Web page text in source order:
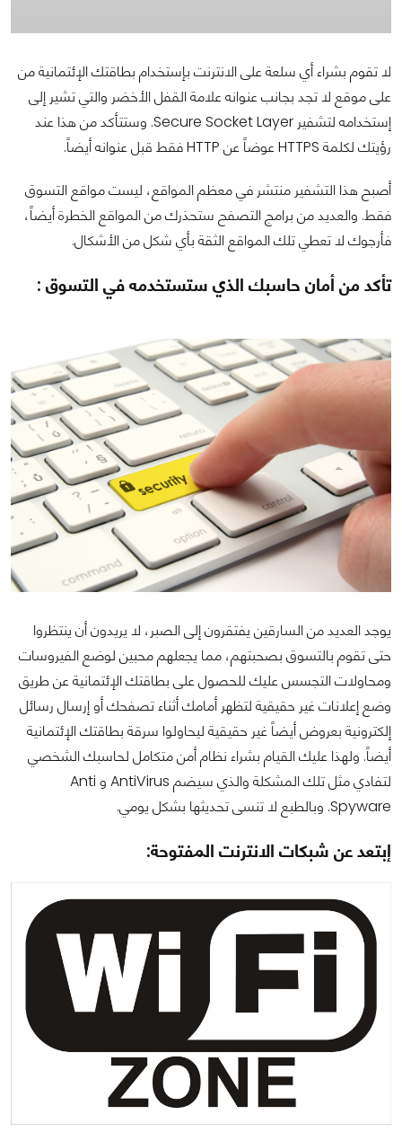
لا تقوم بشراء أي سلعة على الانترنت بإستخدام بطاقتك الإئتمانية من
على موقع لا تجد بجانب عنوانه علامة القفل الأخضر والتي تشير إلى
إستخدامه لتشفير Secure Socket Layer. وستتأكد من هذا عند
رؤيتك لكلمة HTTPS عوضاً عن HTTP فقط قبل عنوانه أيضاً.
أصبح هذا التشفير منتشر في معظم المواقع، ليست مواقع التسوق
فقط. والعديد من برامج التصفح ستحذرك من المواقع الخطرة أيضاً،
فأرجوك لا تعطي تلك المواقع الثقة بأي شكل من الأشكال.
تأكد من أمان حاسبك الذي ستستخدمه في التسوق :
يوجد العديد من السارقين يفتقرون إلى الصبر، لا يريدون أن ينتظروا
حتى تقوم بالتسوق بصحبتهم، مما يجعلهم محبين لوضع الفيروسات
ومحاولات التجسس عليك للحصول على بطاقتك الإئتمانية عن طريق
وضع إعلانات غير حقيقية لتظهر أمامك أثناء تصفحك أو إرسال رسائل
إلكترونية بعروض أيضاً غير حقيقية ليحاولوا سرقة بطاقتك الإئتمانية
أيضاً. ولهذا عليك القيام بشراء نظام أمن متكامل لحاسبك الشخصي
لتفادي مثل تلك المشكلة والذي سيضم AntiVirus و Anti
Spyware. وبالطبع لا تنسى تحديثها بشكل يومي.
إبتعد عن شبكات الانترنت المفتوحة: